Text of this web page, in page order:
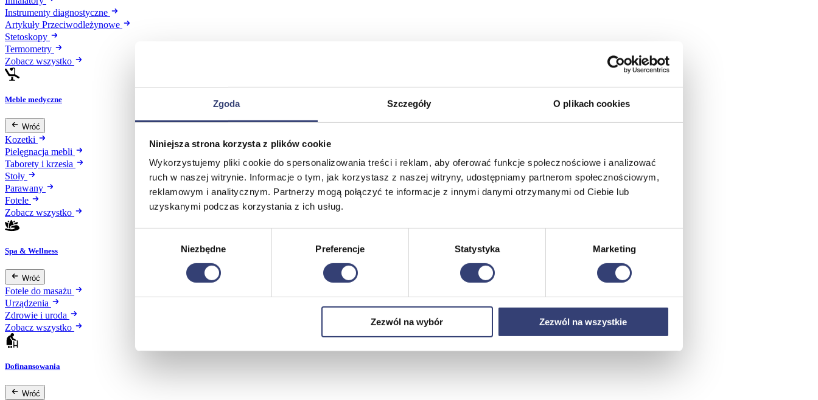
Zgoda Szczegóły O plikach cookies
Niniejsza strona korzysta z plików cookie
Wykorzystujemy pliki cookie do spersonalizowania treści i reklam, aby oferować funkcje społecznościowe i analizować
ruch w naszej witrynie. Informacje o tym, jak korzystasz z naszej witryny, udostępniamy partnerom społecznościowym,
reklamowym i analitycznym. Partnerzy mogą połączyć te informacje z innymi danymi otrzymanymi od Ciebie lub
uzyskanymi podczas korzystania z ich usług.
Niezbędne Preferencje Statystyka Marketing
Zezwól na wybór Zezwól na wszystkie
Instrumenty diagnostyczne
Artykuły Przeciwodleżynowe
Stetoskopy
Termometry
Zobacz wszystko
Meble medyczne
Wróć
Kozetki
Pielęgnacja mebli
Taborety i krzesła
Stoły
Parawany
Fotele
Zobacz wszystko
Spa & Wellness
Wróć
Fotele do masażu
Urządzenia
Zdrowie i uroda
Zobacz wszystko
Dofinansowania
Wróć